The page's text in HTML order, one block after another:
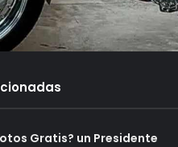
Gratis? un Presidente